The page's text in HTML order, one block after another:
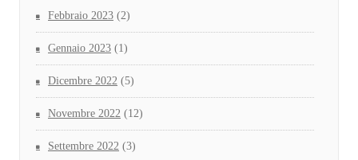
Febbraio 2023 (2)
Gennaio 2023 (1)
Dicembre 2022 (5)
Novembre 2022 (12)
Settembre 2022 (3)